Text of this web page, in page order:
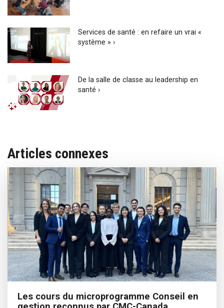
Services de santé : en refaire un vrai «
système » ›
De la salle de classe au leadership en
santé ›
Articles connexes
Les cours du microprogramme Conseil en